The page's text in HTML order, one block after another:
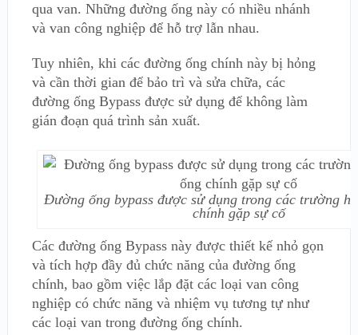
qua van. Những đường ống này có nhiều nhánh
và van công nghiệp để hỗ trợ lẫn nhau.
Tuy nhiên, khi các đường ống chính này bị hỏng
và cần thời gian để bảo trì và sửa chữa, các
đường ống Bypass được sử dụng để không làm
gián đoạn quá trình sản xuất.
Đường ống bypass được sử dụng trong các trường
chính gặp sự cố
Các đường ống Bypass này được thiết kế nhỏ gọn
và tích hợp đầy đủ chức năng của đường ống
chính, bao gồm việc lắp đặt các loại van công
nghiệp có chức năng và nhiệm vụ tương tự như
các loại van trong đường ống chính.